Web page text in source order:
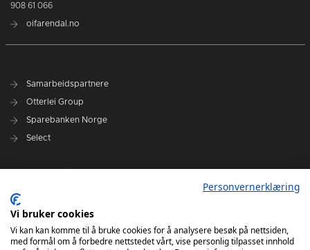
908 61 066
oifarendal.no
Samarbeidspartnere
Otterlei Group
Sparebanken Norge
Select
Spillerstall
Administrasjon
Styret
Personvernerklæring
Vi bruker cookies
Vi kan kan komme til å bruke cookies for å analysere besøk på nettsiden,
med formål om å forbedre nettstedet vårt, vise personlig tilpasset innhold